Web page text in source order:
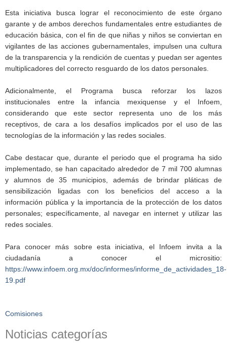
Esta iniciativa busca lograr el reconocimiento de este órgano
garante y de ambos derechos fundamentales entre estudiantes de
educación básica, con el fin de que niñas y niños se conviertan en
vigilantes de las acciones gubernamentales, impulsen una cultura
de la transparencia y la rendición de cuentas y puedan ser agentes
multiplicadores del correcto resguardo de los datos personales.
Adicionalmente, el Programa busca reforzar los lazos
institucionales entre la infancia mexiquense y el Infoem,
considerando que este sector representa uno de los más
receptivos, de cara a los desafíos implicados por el uso de las
tecnologías de la información y las redes sociales.
Cabe destacar que, durante el periodo que el programa ha sido
implementado, se han capacitado alrededor de 7 mil 700 alumnas
y alumnos de 35 municipios, además de brindar pláticas de
sensibilización ligadas con los beneficios del acceso a la
información pública y la importancia de la protección de los datos
personales; específicamente, al navegar en internet y utilizar las
redes sociales.
Para conocer más sobre esta iniciativa, el Infoem invita a la
ciudadanía a conocer el micrositio:
https://www.infoem.org.mx/doc/informes/informe_de_actividades_18-
19.pdf
Comisiones
Noticias categorías